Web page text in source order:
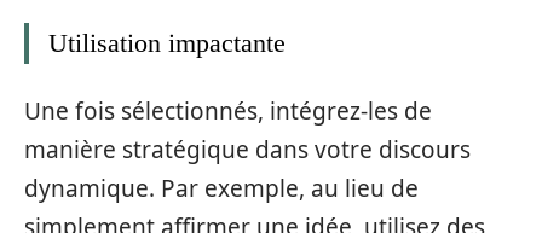
Utilisation impactante
Une fois sélectionnés, intégrez-les de
manière stratégique dans votre discours
dynamique. Par exemple, au lieu de
simplement affirmer une idée, utilisez des